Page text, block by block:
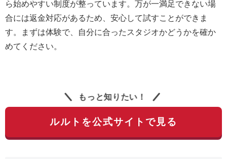
ら始めやすい制度が整っています。万が一満足できない場
合には返金対応があるため、安心して試すことができま
す。まずは体験で、自分に合ったスタジオかどうかを確か
めてください。
もっと知りたい！
ルルトを公式サイトで見る